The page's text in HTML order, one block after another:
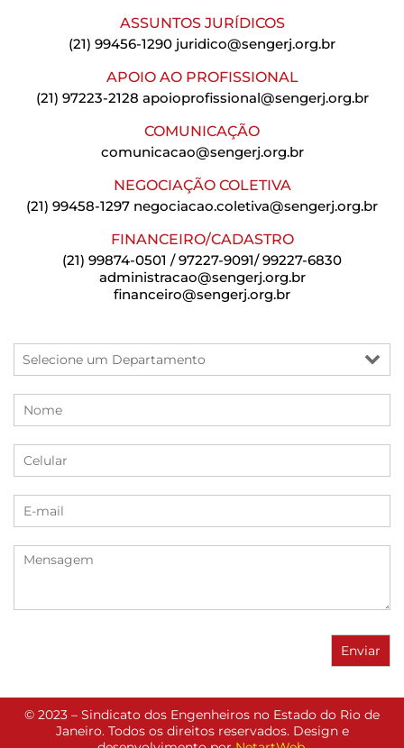
ASSUNTOS JURÍDICOS
(21) 99456-1290 juridico@sengerj.org.br
APOIO AO PROFISSIONAL
(21) 97223-2128 apoioprofissional@sengerj.org.br
COMUNICAÇÃO
comunicacao@sengerj.org.br
NEGOCIAÇÃO COLETIVA
(21) 99458-1297 negociacao.coletiva@sengerj.org.br
FINANCEIRO/CADASTRO
(21) 99874-0501 / 97227-9091/ 99227-6830
administracao@sengerj.org.br
financeiro@sengerj.org.br
© 2023 – Sindicato dos Engenheiros no Estado do Rio de
Janeiro. Todos os direitos reservados. Design e